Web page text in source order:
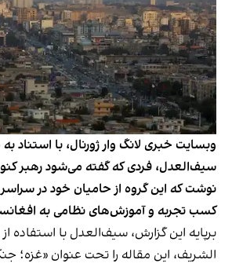
وبسایت خبری لانگ وار ژورنال، با استناد
سیف‌العدل، فردی که گفته می‌شود رهبر
نوشت که این گروه از حامیان خود در
کسب تجربه و آموزش‌های نظامی به
برپایه این گزارش، سیف‌العدل با استفاده
الشریف، این مقاله را تحت عنوان «غزه؛